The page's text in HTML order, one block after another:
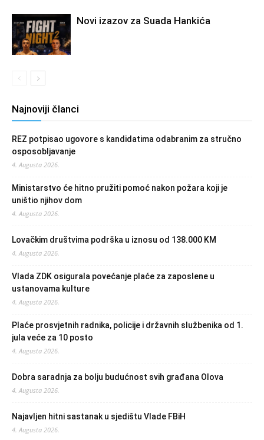
Novi izazov za Suada Hankića
Najnoviji članci
REZ potpisao ugovore s kandidatima odabranim za stručno
osposobljavanje
4. Augusta 2026.
Ministarstvo će hitno pružiti pomoć nakon požara koji je
uništio njihov dom
4. Augusta 2026.
Lovačkim društvima podrška u iznosu od 138.000 KM
4. Augusta 2026.
Vlada ZDK osigurala povećanje plaće za zaposlene u
ustanovama kulture
4. Augusta 2026.
Plaće prosvjetnih radnika, policije i državnih službenika od 1.
jula veće za 10 posto
4. Augusta 2026.
Dobra saradnja za bolju budućnost svih građana Olova
4. Augusta 2026.
Najavljen hitni sastanak u sjedištu Vlade FBiH
4. Augusta 2026.